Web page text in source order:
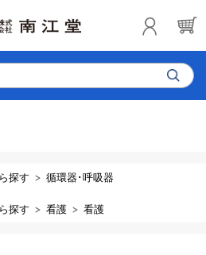
探す
循環器･呼吸器
探す 看護 看護